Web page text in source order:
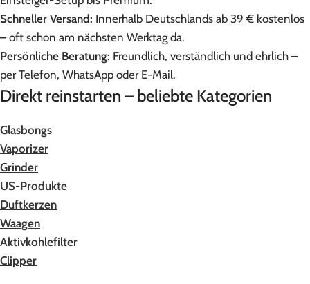
Schneller Versand: Innerhalb Deutschlands ab 39 € kostenlos
– oft schon am nächsten Werktag da.
Persönliche Beratung: Freundlich, verständlich und ehrlich –
per Telefon, WhatsApp oder E-Mail.
Direkt reinstarten – beliebte Kategorien
Glasbongs
Vaporizer
Grinder
US-Produkte
Duftkerzen
Waagen
Aktivkohlefilter
Clipper